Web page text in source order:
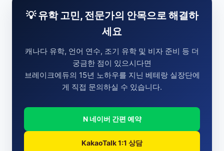
💡 유학 고민, 전문가의 안목으로 해결하
세요
캐나다 유학, 언어 연수, 조기 유학 및 비자 준비 등 더
궁금한 점이 있으시다면
브레이크에듀의 15년 노하우를 지닌 베테랑 실장단에
게 직접 문의하실 수 있습니다.
N 네이버 간편 예약
KakaoTalk 1:1 상담